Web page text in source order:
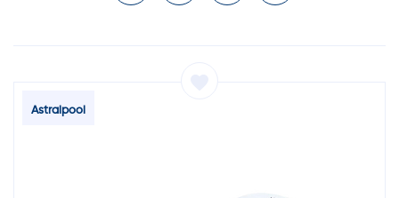
Astralpool